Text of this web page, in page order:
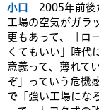
小口
2005年前後
工場の空気がガラ
更もあって、「ロ
くてもいい」時代
意義って、薄れて
ぞ」っていう危機
で「強い工場にな